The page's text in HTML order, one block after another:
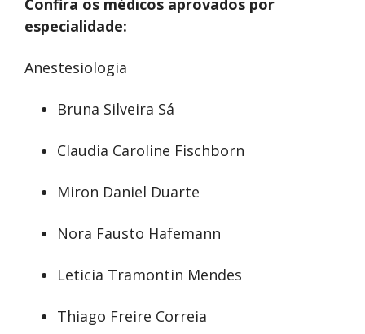
Confira os médicos aprovados por
especialidade:
Anestesiologia
Bruna Silveira Sá
Claudia Caroline Fischborn
Miron Daniel Duarte
Nora Fausto Hafemann
Leticia Tramontin Mendes
Thiago Freire Correia